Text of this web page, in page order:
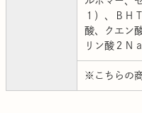
１）、ＢＨ
酸、クエン
リン酸２Ｎ
※こちらの